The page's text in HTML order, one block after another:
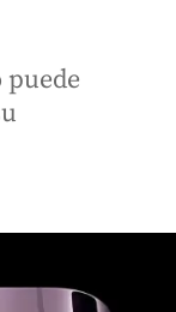
puede